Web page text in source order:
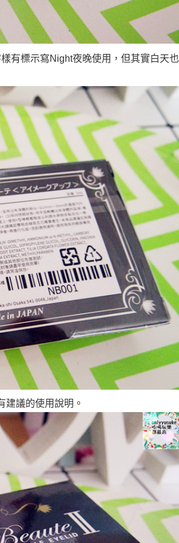
有標示寫Night夜晚使用，但其實白天也
建議的使用說明 。